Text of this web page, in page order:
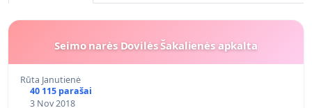
Seimo narės Dovilės Šakalienės apkalta
Rūta Janutienė
40 115 parašai
3 Nov 2018